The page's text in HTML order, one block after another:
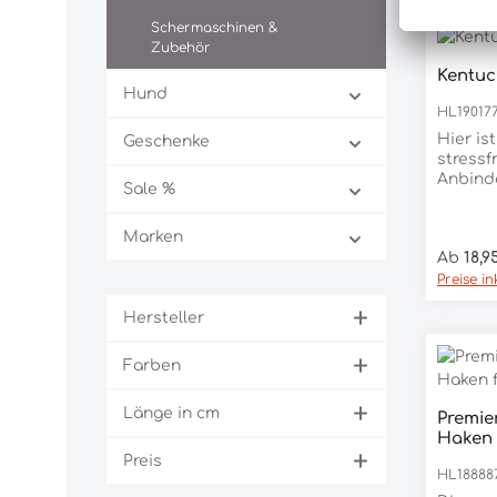
Schermaschinen &
Zubehör
Hund
Geschenke
Sale %
Marken
Hersteller
Farben
Länge in cm
Preis
Hier
s
mehr-
Ab
Preise